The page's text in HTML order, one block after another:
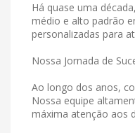
Há quase uma
médio e alto padrão
personalizadas para
Nossa Jornada de
Ao longo dos anos,
Nossa equipe
máxima atenção aos